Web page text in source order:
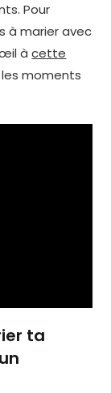
Pour
à marier avec
œil àcette
moments
ta